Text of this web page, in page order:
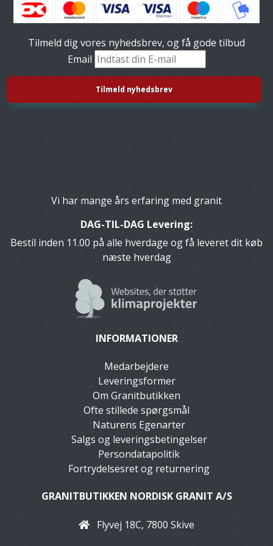
Tilmeld dig vores nyhedsbrev, og få gode tilbud
Email
Vi har mange års erfaring med granit
DAG-TIL-DAG Levering:
Bestil inden 11.00 på alle hverdage og få leveret dit køb
næste hverdag
INFORMATIONER
Medarbejdere
Leveringsformer
Om Granitbutikken
Ofte stillede spørgsmål
Naturens Egenarter
Salgs og leveringsbetingelser
Persondatapolitik
Fortrydelsesret og returnering
GRANITBUTIKKEN NORDISK GRANIT A/S
Flyvej 18C, 7800 Skive